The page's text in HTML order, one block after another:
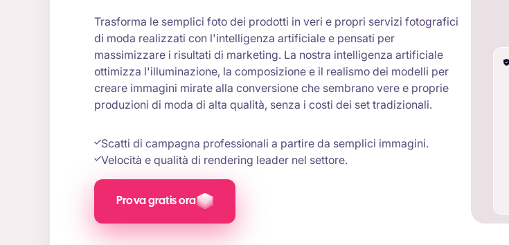
Trasforma le semplici foto dei prodotti in veri e propri servizi fotografici
di moda realizzati con l'intelligenza artificiale e pensati per
massimizzare i risultati di marketing. La nostra intelligenza artificiale
ottimizza l'illuminazione, la composizione e il realismo dei modelli per
creare immagini mirate alla conversione che sembrano vere e proprie
produzioni di moda di alta qualità, senza i costi dei set tradizionali.
Scatti di campagna professionali a partire da semplici immagini.
Velocità e qualità di rendering leader nel settore.
Prova gratis ora